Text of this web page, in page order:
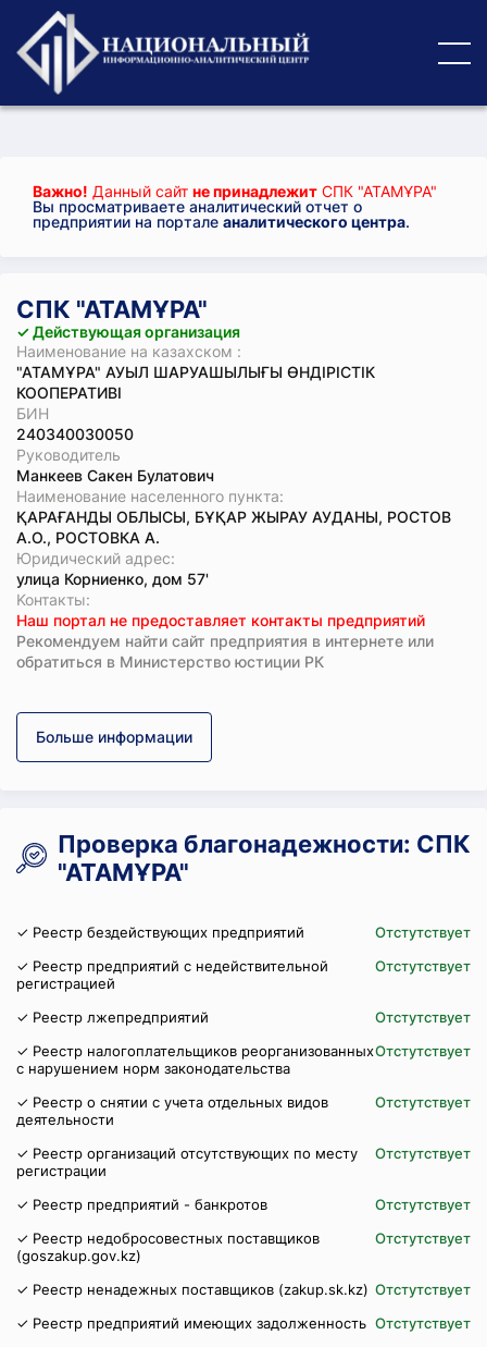
Важно! Данный сайт не принадлежит СПК "АТАМҰРА"
Вы просматриваете аналитический отчет о
предприятии на портале аналитического центра.
СПК "АТАМҰРА"
✓ Действующая организация
Наименование на казахском :
"АТАМҰРА" АУЫЛ ШАРУАШЫЛЫҒЫ ӨНДІРІСТІК
КООПЕРАТИВІ
БИН
240340030050
Руководитель
Манкеев Сакен Булатович
Наименование населенного пункта:
ҚАРАҒАНДЫ ОБЛЫСЫ, БҰҚАР ЖЫРАУ АУДАНЫ, РОСТОВ
А.О., РОСТОВКА А.
Юридический адрес:
улица Корниенко, дом 57'
Koнтaкты:
Наш портал не предоставляет контакты предприятий
Рекомендуем найти сайт предприятия в интернете или
обратиться в Министерство юстиции РК
Больше информации
Проверка благонадежности: СПК
"АТАМҰРА"
✓ Реестр бездействующих предприятий
Отстутствует
✓ Реестр предприятий с недействительной
регистрацией
Отстутствует
✓ Реестр лжепредприятий
Отстутствует
✓ Реестр налогоплательщиков реорганизованных
с нарушением норм законодательства
Отстутствует
✓ Реестр о снятии с учета отдельных видов
деятельности
Отстутствует
✓ Реестр организаций отсутствующих по месту
регистрации
Отстутствует
✓ Реестр предприятий - банкротов
Отстутствует
✓ Реестр недобросовестных поставщиков
(goszakup.gov.kz)
Отстутствует
✓ Реестр ненадежных поставщиков (zakup.sk.kz) Отстутствует
✓ Реестр предприятий имеющих задолженность Отстутствует